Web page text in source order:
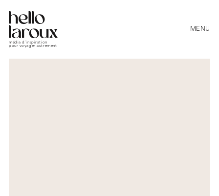
média d’inspiration
pour voyager autrement
MENU